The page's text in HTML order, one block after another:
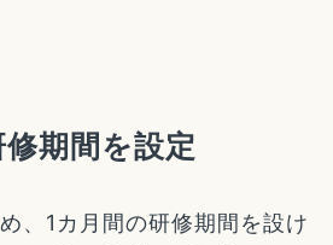
期間を設定
、1カ月間の研修期間を設け